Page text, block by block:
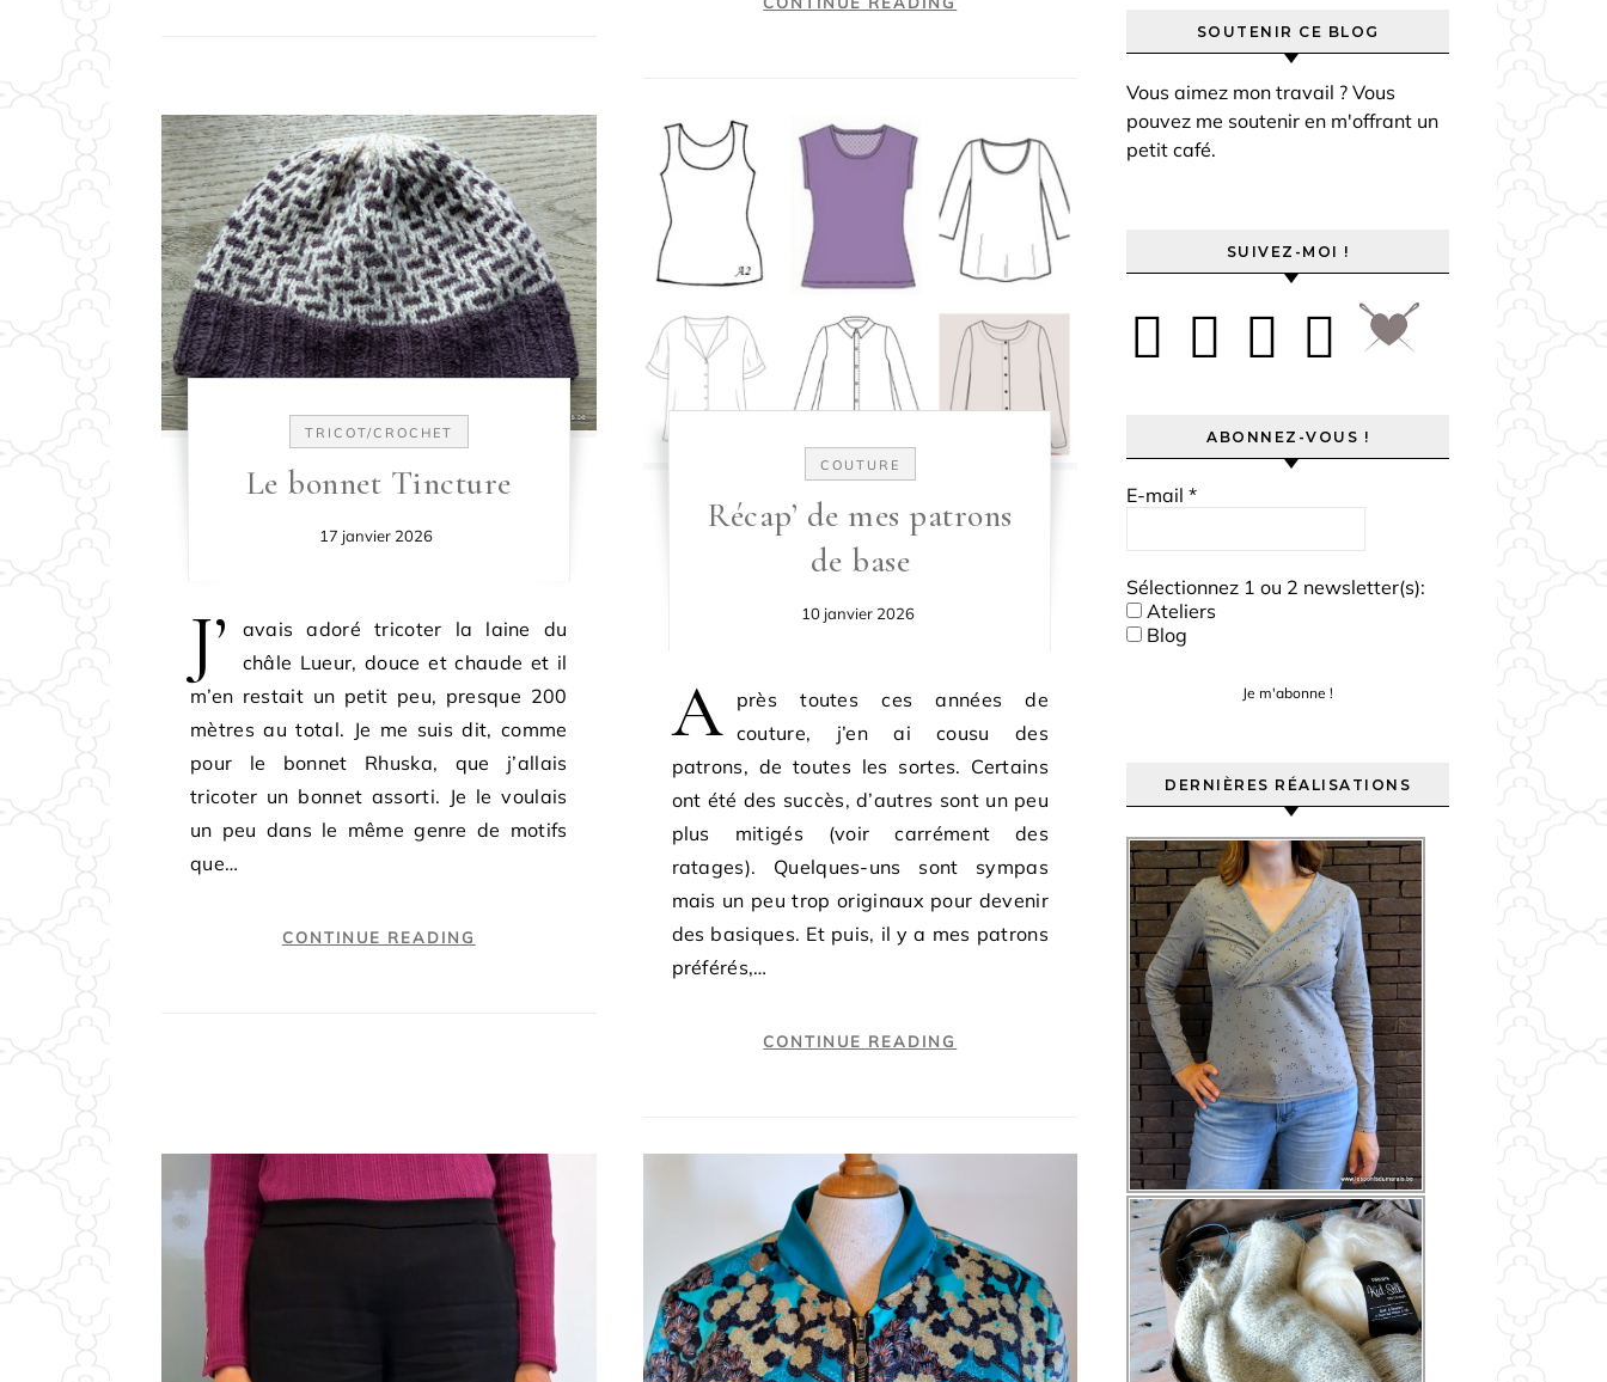
TRICOT/CROCHET
Le bonnet Tincture
17 janvier 2026
J’
avais adoré tricoter la laine du
châle Lueur, douce et chaude et il
m’en restait un petit peu, presque 200
mètres au total. Je me suis dit, comme
pour le bonnet Rhuska, que j’allais
tricoter un bonnet assorti. Je le voulais
un peu dans le même genre de motifs
que…
CONTINUE READING
COUTURE
Récap’ de mes patrons
de base
10 janvier 2026
A
près toutes ces années de
couture, j’en ai cousu des
patrons, de toutes les sortes. Certains
ont été des succès, d’autres sont un peu
plus mitigés (voir carrément des
ratages). Quelques-uns sont sympas
mais un peu trop originaux pour devenir
des basiques. Et puis, il y a mes patrons
préférés,…
CONTINUE READING
SOUTENIR CE BLOG
Vous aimez mon travail ? Vous
pouvez me soutenir en m'offrant un
petit café.
SUIVEZ-MOI !
ABONNEZ-VOUS !
E-mail *
Sélectionnez 1 ou 2 newsletter(s):
Ateliers
Blog
DERNIÈRES RÉALISATIONS